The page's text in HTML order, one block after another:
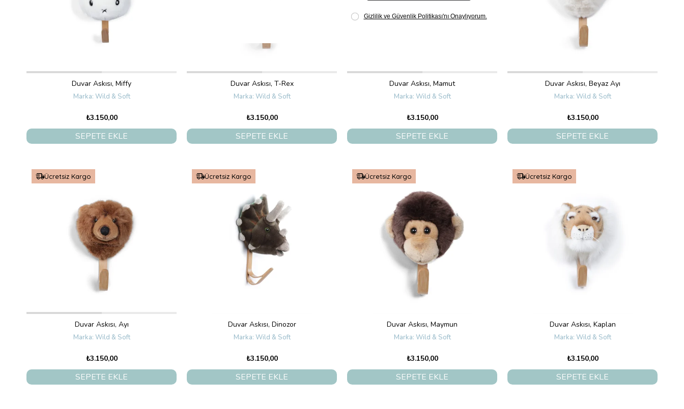
Duvar Askısı, Miffy
Wild & Soft
₺3.150,00
SEPETE EKLE
Duvar Askısı, T-Rex
Wild & Soft
₺3.150,00
SEPETE EKLE
Duvar Askısı, Mamut
Wild & Soft
₺3.150,00
SEPETE EKLE
Duvar Askısı, Beyaz Ayı
Wild & Soft
₺3.150,00
SEPETE EKLE
Duvar Askısı, Ayı
Wild & Soft
₺3.150,00
SEPETE EKLE
Ücretsiz Kargo
Duvar Askısı, Dinozor
Wild & Soft
₺3.150,00
SEPETE EKLE
Ücretsiz Kargo
Duvar Askısı, Maymun
Wild & Soft
₺3.150,00
SEPETE EKLE
Ücretsiz Kargo
Duvar Askısı, Kaplan
Wild & Soft
₺3.150,00
SEPETE EKLE
Ücretsiz Kargo